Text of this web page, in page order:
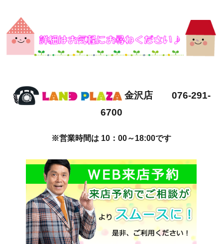
金沢店 076-291-
6700
※営業時間は 10：00～18:00です